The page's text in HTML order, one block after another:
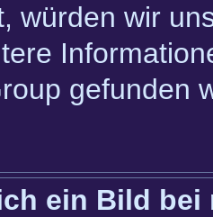
würden wir
gefunden
ein Bild bei